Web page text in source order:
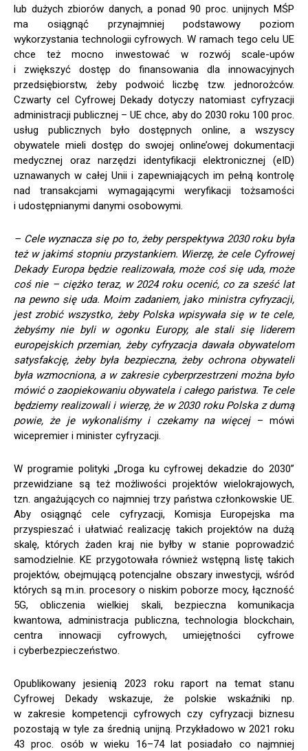
lub dużych zbiorów danych, a ponad 90 proc. unijnych MŚP
ma osiągnąć przynajmniej podstawowy poziom
wykorzystania technologii cyfrowych. W ramach tego celu UE
chce też mocno inwestować w rozwój scale-upów
i zwiększyć dostęp do finansowania dla innowacyjnych
przedsiębiorstw, żeby podwoić liczbę tzw. jednorożców.
Czwarty cel Cyfrowej Dekady dotyczy natomiast cyfryzacji
administracji publicznej – UE chce, aby do 2030 roku 100 proc.
usług publicznych było dostępnych online, a wszyscy
obywatele mieli dostęp do swojej online’owej dokumentacji
medycznej oraz narzędzi identyfikacji elektronicznej (eID)
uznawanych w całej Unii i zapewniających im pełną kontrolę
nad transakcjami wymagającymi weryfikacji tożsamości
i udostępnianymi danymi osobowymi.
– Cele wyznacza się po to, żeby perspektywa 2030 roku była
też w jakimś stopniu przystankiem. Wierzę, że cele Cyfrowej
Dekady Europa będzie realizowała, może coś się uda, może
coś nie – ciężko teraz, w 2024 roku ocenić, co za sześć lat
na pewno się uda. Moim zadaniem, jako ministra cyfryzacji,
jest zrobić wszystko, żeby Polska wpisywała się w te cele,
żebyśmy nie byli w ogonku Europy, ale stali się liderem
europejskich przemian, żeby cyfryzacja dawała obywatelom
satysfakcję, żeby była bezpieczna, żeby ochrona obywateli
była wzmocniona, a w zakresie cyberprzestrzeni można było
mówić o zaopiekowaniu obywatela i całego państwa. Te cele
będziemy realizowali i wierzę, że w 2030 roku Polska z dumą
powie, że je wykonaliśmy i czekamy na więcej – mówi
wicepremier i minister cyfryzacji.
W programie polityki „Droga ku cyfrowej dekadzie do 2030”
przewidziane są też możliwości projektów wielokrajowych,
tzn. angażujących co najmniej trzy państwa członkowskie UE.
Aby osiągnąć cele cyfryzacji, Komisja Europejska ma
przyspieszać i ułatwiać realizację takich projektów na dużą
skalę, których żaden kraj nie byłby w stanie poprowadzić
samodzielnie. KE przygotowała również wstępną listę takich
projektów, obejmującą potencjalne obszary inwestycji, wśród
których są m.in. procesory o niskim poborze mocy, łączność
5G, obliczenia wielkiej skali, bezpieczna komunikacja
kwantowa, administracja publiczna, technologia blockchain,
centra innowacji cyfrowych, umiejętności cyfrowe
i cyberbezpieczeństwo.
Opublikowany jesienią 2023 roku raport na temat stanu
Cyfrowej Dekady wskazuje, że polskie wskaźniki np.
w zakresie kompetencji cyfrowych czy cyfryzacji biznesu
pozostają w tyle za średnią unijną. Przykładowo w 2021 roku
43 proc. osób w wieku 16–74 lat posiadało co najmniej